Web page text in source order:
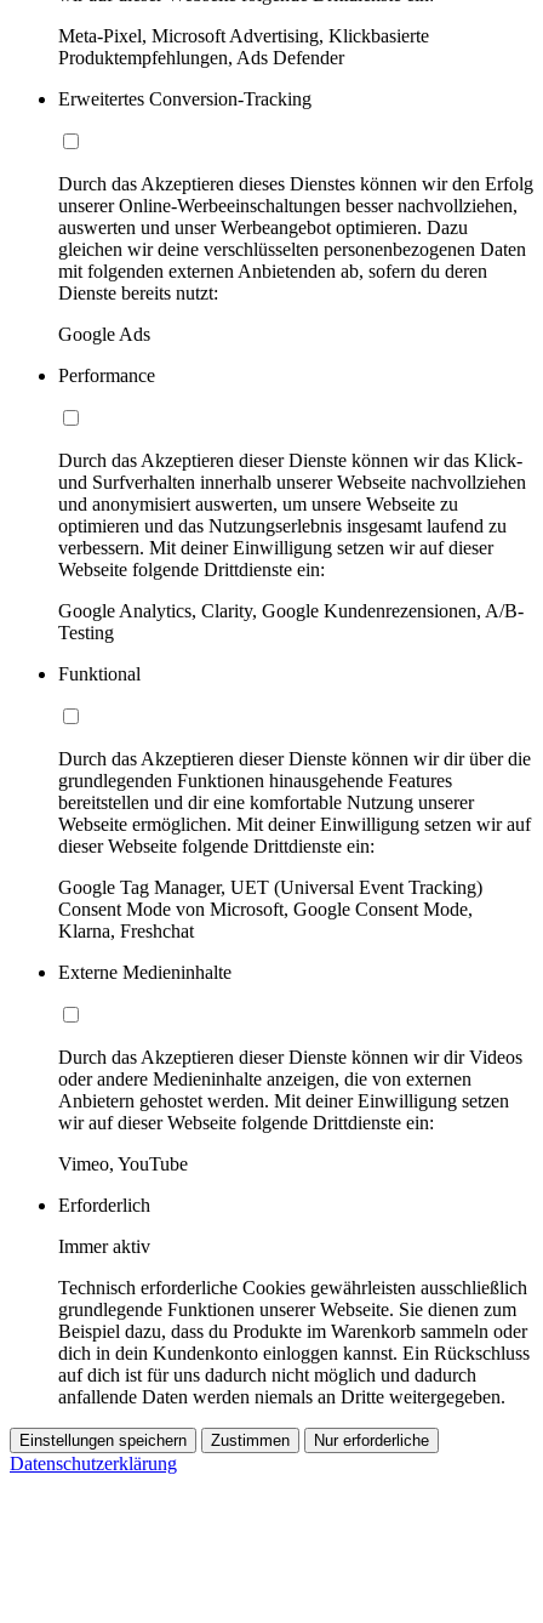
Meta-Pixel, Microsoft Advertising, Klickbasierte
Produktempfehlungen, Ads Defender
Erweitertes Conversion-Tracking
Durch das Akzeptieren dieses Dienstes können wir den Erfolg
unserer Online-Werbeeinschaltungen besser nachvollziehen,
auswerten und unser Werbeangebot optimieren. Dazu
gleichen wir deine verschlüsselten personenbezogenen Daten
mit folgenden externen Anbietenden ab, sofern du deren
Dienste bereits nutzt:
Google Ads
Performance
Durch das Akzeptieren dieser Dienste können wir das Klick-
und Surfverhalten innerhalb unserer Webseite nachvollziehen
und anonymisiert auswerten, um unsere Webseite zu
optimieren und das Nutzungserlebnis insgesamt laufend zu
verbessern. Mit deiner Einwilligung setzen wir auf dieser
Webseite folgende Drittdienste ein:
Google Analytics, Clarity, Google Kundenrezensionen, A/B-
Testing
Funktional
Durch das Akzeptieren dieser Dienste können wir dir über die
grundlegenden Funktionen hinausgehende Features
bereitstellen und dir eine komfortable Nutzung unserer
Webseite ermöglichen. Mit deiner Einwilligung setzen wir auf
dieser Webseite folgende Drittdienste ein:
Google Tag Manager, UET (Universal Event Tracking)
Consent Mode von Microsoft, Google Consent Mode,
Klarna, Freshchat
Externe Medieninhalte
Durch das Akzeptieren dieser Dienste können wir dir Videos
oder andere Medieninhalte anzeigen, die von externen
Anbietern gehostet werden. Mit deiner Einwilligung setzen
wir auf dieser Webseite folgende Drittdienste ein:
Vimeo, YouTube
Erforderlich
Immer aktiv
Technisch erforderliche Cookies gewährleisten ausschließlich
grundlegende Funktionen unserer Webseite. Sie dienen zum
Beispiel dazu, dass du Produkte im Warenkorb sammeln oder
dich in dein Kundenkonto einloggen kannst. Ein Rückschluss
auf dich ist für uns dadurch nicht möglich und dadurch
anfallende Daten werden niemals an Dritte weitergegeben.
Einstellungen speichern Zustimmen Nur erforderliche
Datenschutzerklärung